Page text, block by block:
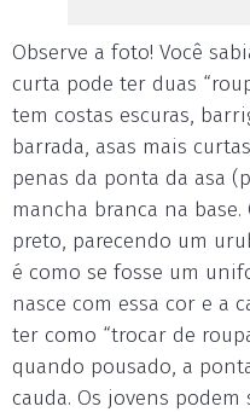
Observe a foto! Você
curta pode ter duas
tem costas escuras,
barrada, asas mais
penas da ponta da asa
mancha branca na
preto, parecendo um
é como se fosse um
nasce com essa cor e a
ter como “trocar de
quando pousado, a
cauda. Os jovens